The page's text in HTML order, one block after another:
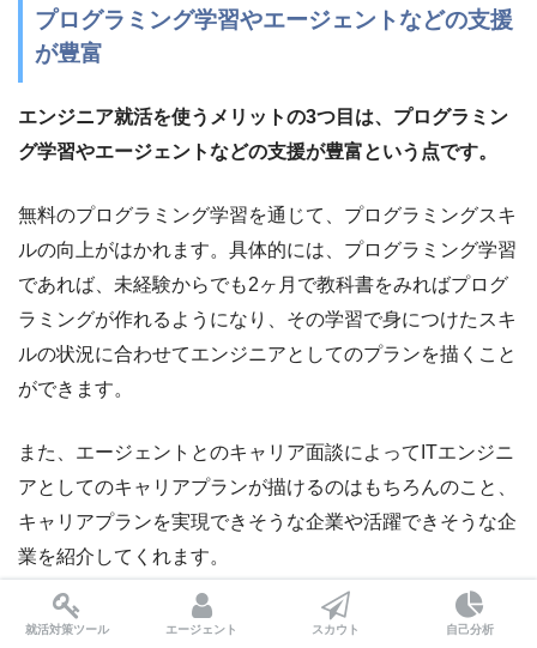
プログラミング学習やエージェントなどの支援
が豊富
エンジニア就活を使うメリットの3つ目は、プログラミン
グ学習やエージェントなどの支援が豊富という点です。
無料のプログラミング学習を通じて、プログラミングスキ
ルの向上がはかれます。具体的には、プログラミング学習
であれば、未経験からでも2ヶ月で教科書をみればプログ
ラミングが作れるようになり、その学習で身につけたスキ
ルの状況に合わせてエンジニアとしてのプランを描くこと
ができます。
また、エージェントとのキャリア面談によってITエンジニ
アとしてのキャリアプランが描けるのはもちろんのこと、
キャリアプランを実現できそうな企業や活躍できそうな企
業を紹介してくれます。
スキルとキャリアプランに合う企業をエージェントが紹介
就活対策ツール エージェント スカウト 自己分析